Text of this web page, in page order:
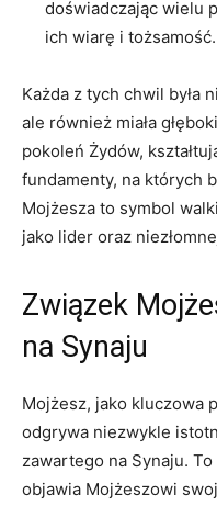
doświadczając wielu
ich‍ wiarę i tożsamość.
Każda z tych chwil była‌
ale również ⁢miała
pokoleń Żydów,
fundamenty, na których
Mojżesza to symbol
jako lider ​oraz
Związek
na Synaju
Mojżesz,‌ jako kluczowa
⁢odgrywa niezwykle
zawartego na Synaju.
‍objawia Mojżeszowi